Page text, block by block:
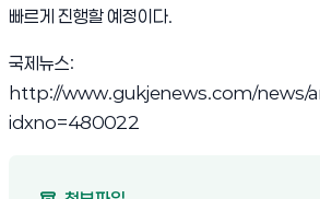
빠르게 진행할 예정이다.
국제뉴스:
http://www.gukjenews.com/news/
idxno=480022